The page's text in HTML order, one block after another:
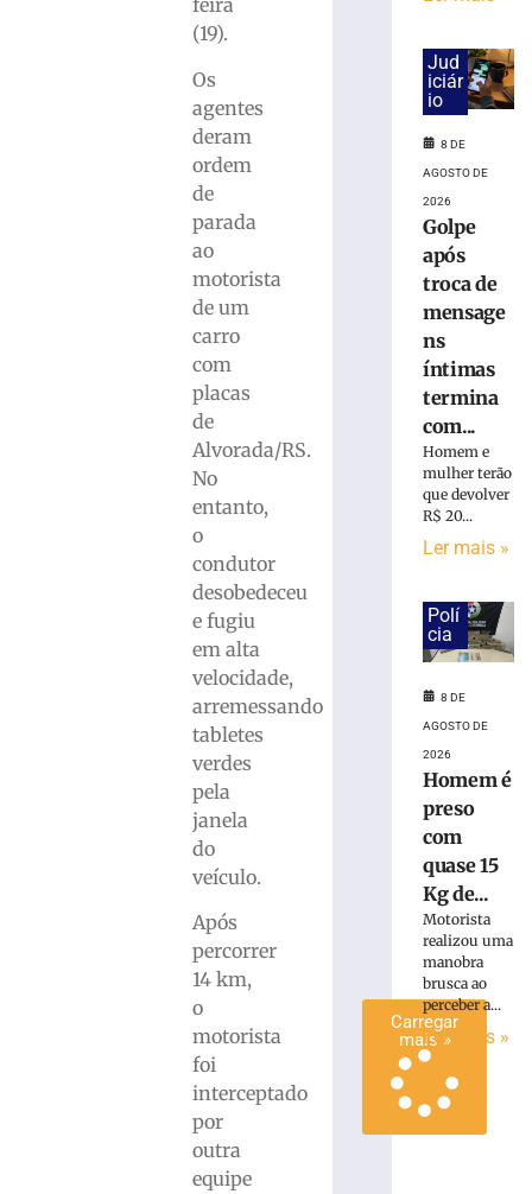
feira
(19).
Os
agentes
deram
ordem
de
parada
ao
motorista
de um
carro
com
placas
de
Alvorada/RS.
No
entanto,
o
condutor
desobedeceu
e fugiu
em alta
velocidade,
arremessando
tabletes
verdes
pela
janela
do
veículo.
Após
percorrer
14 km,
o
motorista
foi
interceptado
por
outra
equipe
Bento
Homem
maconha
Blumenau
Carregar
mais »
Jud
iciár
io
8 DE
AGOSTO DE
2026
Golpe
após
troca de
mensage
ns
íntimas
termina
com...
Homem e
mulher terão
que devolver
R$ 20...
Ler mais »
Polí
cia
8 DE
AGOSTO DE
2026
Homem é
preso
com
quase 15
Kg de...
Motorista
realizou uma
manobra
brusca ao
perceber a...
Ler mais »